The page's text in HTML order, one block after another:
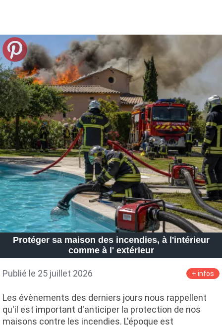
Protéger sa maison des incendies, à l'intérieur
comme à l' extérieur
Publié le 25 juillet 2026 + infos
Les évènements des derniers jours nous rappellent
qu'il est important d'anticiper la protection de nos
maisons contre les incendies. L'époque est